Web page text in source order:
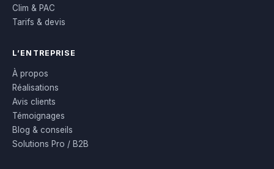
Clim & PAC
Tarifs & devis
L’ENTREPRISE
À propos
Réalisations
Avis clients
Témoignages
Blog & conseils
Solutions Pro / B2B